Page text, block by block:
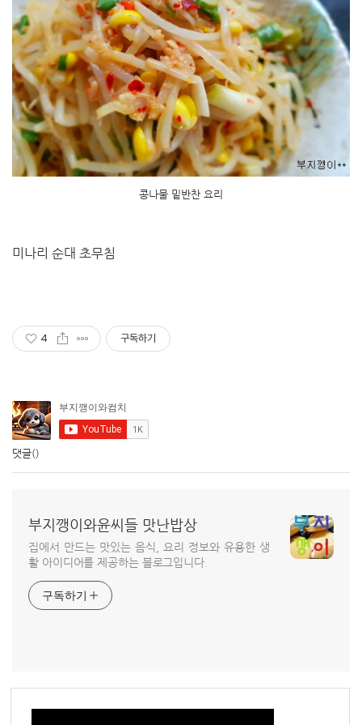
콩나물 밑반찬 요리
미나리 순대 초무침
4 구독하기
댓글()
부지깽이와윤씨들 맛난밥상
집에서 만드는 맛있는 음식, 요리 정보와 유용한 생
활 아이디어를 제공하는 블로그입니다.
구독하기